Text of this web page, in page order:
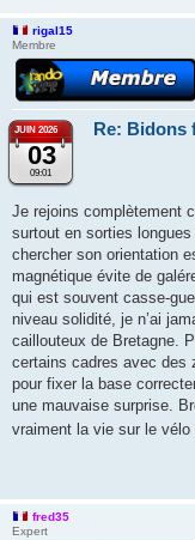
rigal15
Membre
JUIN 2026
03
09:01
Re: Bidons
Je rejoins complètement
surtout en sorties longues
chercher son orientation
magnétique évite de
qui est souvent casse-
niveau solidité, je n’ai
caillouteux de Bretagne.
certains cadres avec des
pour fixer la base
une mauvaise surprise.
vraiment la vie sur le
fred35
Expert